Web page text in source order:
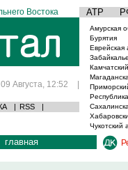
Востока АТР
09 Августа, 12:52 |
| RSS |
Амурская
Бурятия
Еврейская
Чукотский
главная